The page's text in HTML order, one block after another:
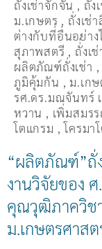
ถั่งเช่าจักจั่น , ถั่ง
ม.เกษตร , ถั่งเช่
ต่างกับที่อื่นอย่าง
สุภาพสตรี , ถั่่งเ
ผลิตภัณฑ์ถั่งเช่า ,
ภูมิคุ้มกัน ,ม.เกษ
รศ.ดร.มณจันทร์
หวาน , เพิ่มสมร
โตแกรม ,โครมา
“ผลิตภัณฑ์”ถั่
งานวิจัยของ
คุณวุฒิภาควิช
ม.เกษตรศาส